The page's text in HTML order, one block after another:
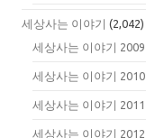
세상사는 이야기 (2,042)
세상사는 이야기 2009
세상사는 이야기 2010
세상사는 이야기 2011
세상사는 이야기 2012